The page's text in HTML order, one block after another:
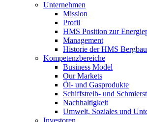
Unternehmen
Mission
Profil
HMS Position zur
Management
Historie der HMS Bergbau
Kompetenzbereiche
Business Model
Our Markets
Öl- und Gasprodukte
Schiffstreib- und
Nachhaltigkeit
Umwelt, Soziales und
Investoren